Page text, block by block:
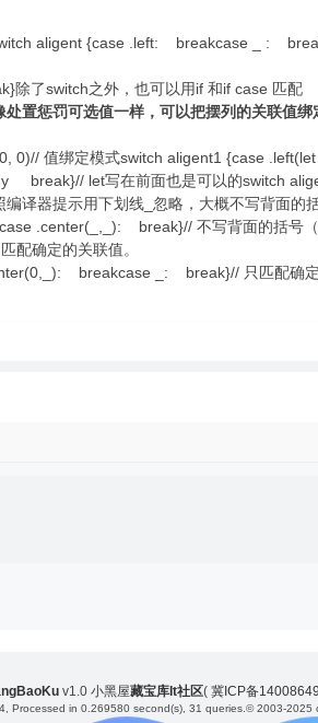
aligent {case .left: breakcase _ :
了switch之外，也可以用if 和if case 匹配
处置惩罚可选值一样，可以把摆列的关联值
0)// 值绑定模式switch aligent1 {case
break}// let写在前面也是可以的switch
器提示用下划线_忽略，大概不写背面的括
.center(_,_): break}// 不写背面的括号（
确定的关联值。
breakcase _: break}// 只匹配确
v1.0 小黑屋藏宝库It社区( 冀ICP备
, Processed in 0.269580 second(s), 31 queries. © 2003-2025